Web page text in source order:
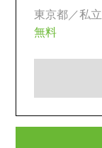
東京都／私立
無料